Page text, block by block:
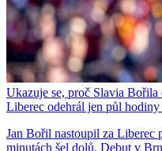
Ukazuje se, proč Slavia Bořila
Liberec odehrál jen půl hodiny
Jan Bořil nastoupil za Liberec
minutách šel dolů. Debut v